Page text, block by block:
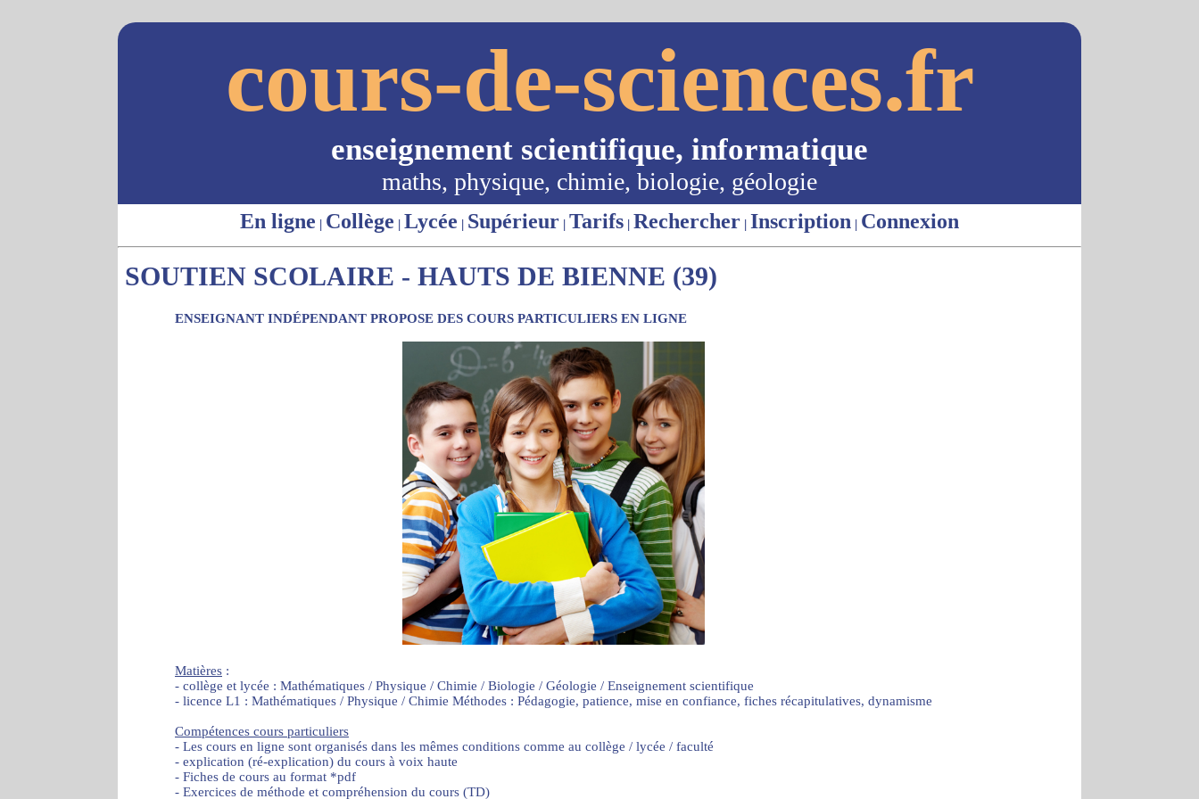
cours-de-sciences.fr
enseignement scientifique, informatique
maths, physique, chimie, biologie, géologie
En ligne | Collège | Lycée | Supérieur | Tarifs | Rechercher | Inscription | Connexion
SOUTIEN SCOLAIRE - HAUTS DE BIENNE (39)
ENSEIGNANT INDÉPENDANT PROPOSE DES COURS PARTICULIERS EN LIGNE
Matières :
- collège et lycée : Mathématiques / Physique / Chimie / Biologie / Géologie / Enseignement scientifique
- licence L1 : Mathématiques / Physique / Chimie Méthodes : Pédagogie, patience, mise en confiance, fiches récapitulatives, dynamisme
Compétences cours particuliers
- Les cours en ligne sont organisés dans les mêmes conditions comme au collège / lycée / faculté
- explication (ré-explication) du cours à voix haute
- Fiches de cours au format *pdf
- Exercices de méthode et compréhension du cours (TD)